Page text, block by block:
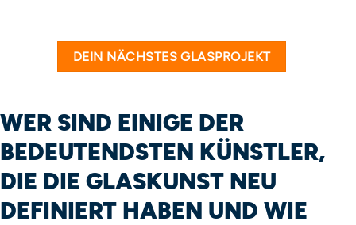
DEIN NÄCHSTES GLASPROJEKT
WER SIND EINIGE DER
BEDEUTENDSTEN KÜNSTLER,
DIE DIE GLASKUNST NEU
DEFINIERT HABEN UND WIE